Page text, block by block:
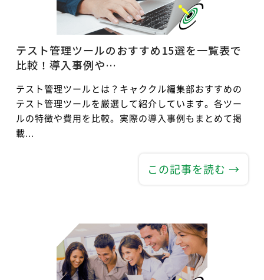
テスト管理ツールのおすすめ15選を一覧表で
比較！導入事例や…
テスト管理ツールとは？キャククル編集部おすすめの
テスト管理ツールを厳選して紹介しています。各ツー
ルの特徴や費用を比較。実際の導入事例もまとめて掲
載...
この記事を読む →